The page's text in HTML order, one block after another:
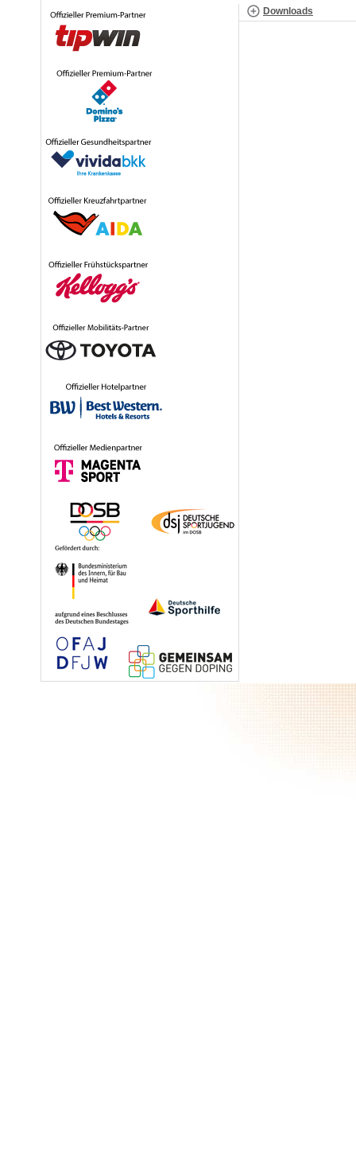
Downloads